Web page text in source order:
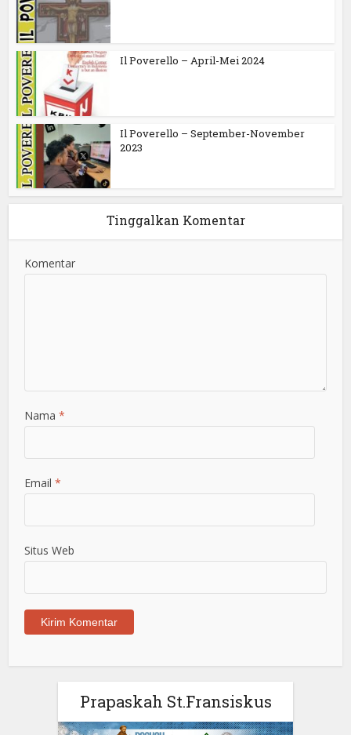
Il Poverello – April-Mei 2024
Il Poverello – September-November
2023
Tinggalkan Komentar
Komentar
Nama*
Email*
Situs Web
Prapaskah St.Fransiskus